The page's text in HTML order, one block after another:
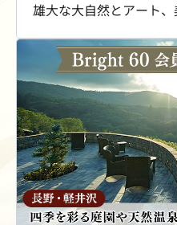
雄大な大自然とアート
で、スイート客室が最
ご案内します。